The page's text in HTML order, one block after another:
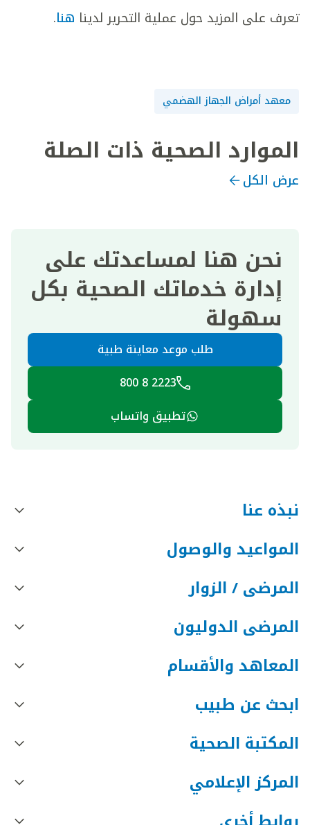
تعرف على المزيد حول عملية التحرير لدينا هنا.
معهد أمراض الجهاز الهضمي
الموارد الصحية ذات الصلة
عرض الكل
نحن هنا لمساعدتك على
إدارة خدماتك الصحية بكل
سهولة
طلب موعد معاينة طبية
2223 8 800
تطبيق واتساب
نبذه عنا
المواعيد والوصول
المرضى / الزوار
المرضى الدوليون
المعاهد والأقسام
ابحث عن طبيب
المكتبة الصحية
المركز الإعلامي